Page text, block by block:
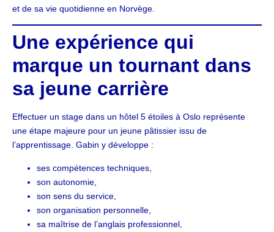
et de sa vie quotidienne en Norvège.
Une expérience qui
marque un tournant dans
sa jeune carrière
Effectuer un stage dans un hôtel 5 étoiles à Oslo représente
une étape majeure pour un jeune pâtissier issu de
l’apprentissage. Gabin y développe :
ses compétences techniques,
son autonomie,
son sens du service,
son organisation personnelle,
sa maîtrise de l’anglais professionnel,